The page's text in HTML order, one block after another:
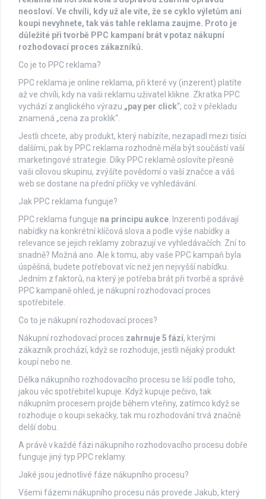
neosloví. Ve chvíli, kdy už ale víte, že se cyklo výletům ani
koupi nevyhnete, tak vás tahle reklama zaujme. Proto je
důležité při tvorbě PPC kampaní brát vpotaz nákupní
rozhodovací proces zákazníků.
Co je to PPC reklama?
PPC reklama je online reklama, při které vy (inzerent) platíte
až ve chvíli, kdy na vaši reklamu uživatel klikne. Zkratka PPC
vychází z anglického výrazu „pay per click“, což v překladu
znamená „cena za proklik“.
Jestli chcete, aby produkt, který nabízíte, nezapadl mezi tisíci
dalšími, pak by PPC reklama rozhodně měla být součástí vaší
marketingové strategie. Díky PPC reklamě oslovíte přesně
vaši cílovou skupinu, zvýšíte povědomí o vaší značce a váš
web se dostane na přední příčky ve vyhledávání.
Jak PPC reklama funguje?
PPC reklama funguje na principu aukce . Inzerenti podávají
nabídky na konkrétní klíčová slova a podle výše nabídky a
relevance se jejich reklamy zobrazují ve vyhledávačích. Zní to
snadně? Možná ano. Ale k tomu, aby vaše PPC kampaň byla
úspěšná, budete potřebovat víc než jen nejvyšší nabídku.
Jedním z faktorů, na který je potřeba brát při tvorbě a správě
PPC kampaně ohled, je nákupní rozhodovací proces
spotřebitele.
Co to je nákupní rozhodovací proces?
Nákupní rozhodovací proces zahrnuje 5 fází, kterými
zákazník prochází, když se rozhoduje, jestli nějaký produkt
koupí nebo ne.
Délka nákupního rozhodovacího procesu se liší podle toho,
jakou věc spotřebitel kupuje. Když kupuje pečivo, tak
nákupním procesem projde během vteřiny, zatímco když se
rozhoduje o koupi sekačky, tak mu rozhodování trvá značně
delší dobu.
A právě v každé fázi nákupního rozhodovacího procesu dobře
funguje jiný typ PPC reklamy.
Jaké jsou jednotlivé fáze nákupního procesu?
Všemi fázemi nákupního procesu nás provede Jakub, který